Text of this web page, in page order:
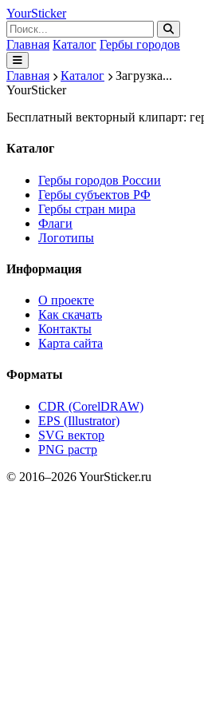
YourSticker
Главная Каталог Гербы городов
Главная Каталог
Загрузка...
YourSticker
Бесплатный векторный клипарт:
Каталог
Гербы городов России
Гербы субъектов РФ
Гербы стран мира
Флаги
Логотипы
Информация
О проекте
Как скачать
Контакты
Карта сайта
Форматы
CDR (CorelDRAW)
EPS (Illustrator)
SVG вектор
PNG растр
© 2016–2026 YourSticker.ru